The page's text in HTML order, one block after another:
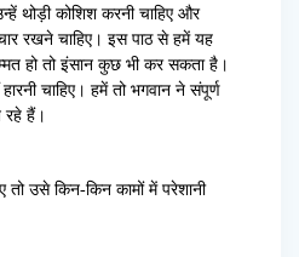
थोड़ी कोशिश करनी चाहिए और
रखने चाहिए। इस पाठ से हमें यह
हो तो इंसान कुछ भी कर सकता है।
चाहिए। हमें तो भगवान ने संपूर्ण
रहे हैं।
तो उसे किन-किन कामों में परेशानी